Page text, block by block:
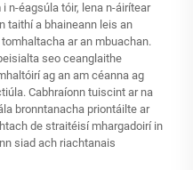
n-éagsúla tóir, lena n-áirítear
taithí a bhaineann leis an
ar an mbuachan.
seo ceanglaithe
ag an am céanna ag
Cabhraíonn tuiscint ar na
bronntanacha priontáilte ar
de straitéisí mhargadoirí in
siad ach riachtanais